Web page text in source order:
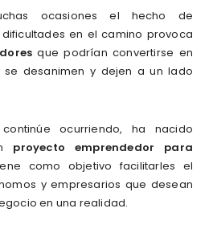
ocasiones el hecho de
en el camino provoca
que podrían convertirse en
se desanimen y dejen a un lado
ocurriendo, ha nacido
proyecto emprendedor para
como objetivo facilitarles el
y empresarios que desean
en una realidad.